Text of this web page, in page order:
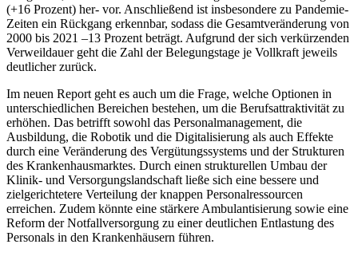
(+16 Prozent) her- vor. Anschließend ist insbesondere zu Pandemie-
Zeiten ein Rückgang erkennbar, sodass die Gesamtveränderung von
2000 bis 2021 –13 Prozent beträgt. Aufgrund der sich verkürzenden
Verweildauer geht die Zahl der Belegungstage je Vollkraft jeweils
deutlicher zurück.
Im neuen Report geht es auch um die Frage, welche Optionen in
unterschiedlichen Bereichen bestehen, um die Berufsattraktivität zu
erhöhen. Das betrifft sowohl das Personalmanagement, die
Ausbildung, die Robotik und die Digitalisierung als auch Effekte
durch eine Veränderung des Vergütungssystems und der Strukturen
des Krankenhausmarktes. Durch einen strukturellen Umbau der
Klinik- und Versorgungslandschaft ließe sich eine bessere und
zielgerichtetere Verteilung der knappen Personalressourcen
erreichen. Zudem könnte eine stärkere Ambulantisierung sowie eine
Reform der Notfallversorgung zu einer deutlichen Entlastung des
Personals in den Krankenhäusern führen.